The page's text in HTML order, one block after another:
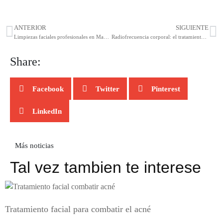
ANTERIOR SIGUIENTE
Radiofrecuencia corporal: el tratamiento reafirmante y reductor que triunfa en Madrid
Share:
Facebook Twitter Pinterest
LinkedIn
Más noticias
Tal vez tambien te interese
Tratamiento facial para combatir el acné